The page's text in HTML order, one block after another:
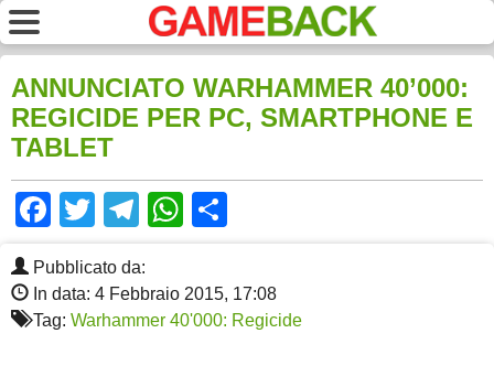
ANNUNCIATO WARHAMMER 40’000:
REGICIDE PER PC, SMARTPHONE E
TABLET
Facebook
TwitterTelegram
WhatsApp
Pubblicato da:
In data: 4 Febbraio 2015, 17:08
Tag: Warhammer 40'000: Regicide